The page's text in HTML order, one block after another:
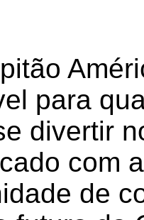
para
divertir
com
de